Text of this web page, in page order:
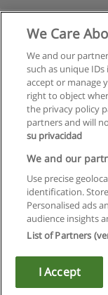
Copyright ©
We Care
We and our
such as unique
accept or manage
right to object
the privacy policy
partners and will
su privacidad
We and our
Use precise
identification.
Personalised ads
audience insights
List of Partners
I Accept